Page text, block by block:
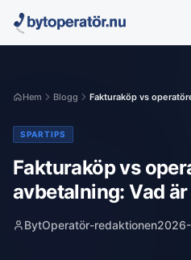
Hem Blogg Fakturaköp vs
SPARTIPS
Fakturaköp vs
avbetalning: Vad
BytOperatör-redaktionen